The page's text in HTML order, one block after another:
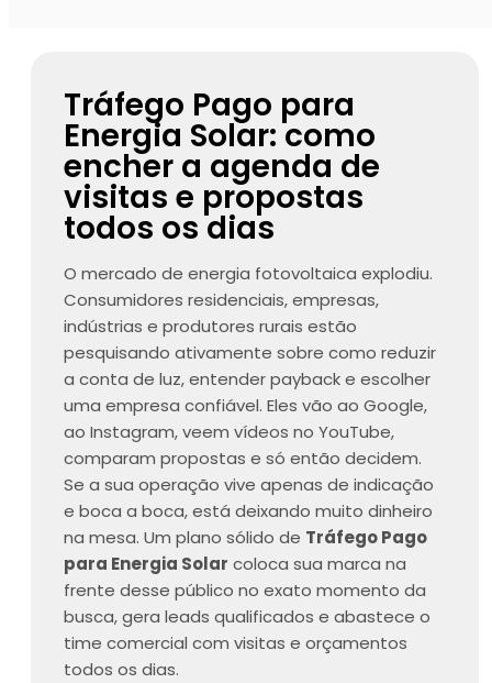
Tráfego Pago para
Energia Solar: como
encher a agenda de
visitas e propostas
todos os dias
O mercado de energia fotovoltaica explodiu.
Consumidores residenciais, empresas,
indústrias e produtores rurais estão
pesquisando ativamente sobre como reduzir
a conta de luz, entender payback e escolher
uma empresa confiável. Eles vão ao Google,
ao Instagram, veem vídeos no YouTube,
comparam propostas e só então decidem.
Se a sua operação vive apenas de indicação
e boca a boca, está deixando muito dinheiro
na mesa. Um plano sólido de Tráfego Pago
para Energia Solar coloca sua marca na
frente desse público no exato momento da
busca, gera leads qualificados e abastece o
time comercial com visitas e orçamentos
todos os dias.